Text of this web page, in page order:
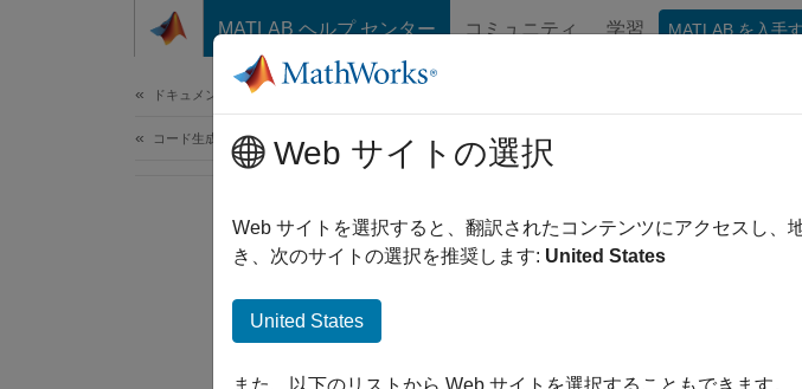
コンテンツへスキップ
MATLAB ヘルプ センター コミュニティ 学習 MATLAB を入手
ドキュメンテーションのホーム
コード生成 Web サイトの選択
Web サイトを選択すると、翻訳されたコンテンツにアクセスし
き、次のサイトの選択を推奨します: United States
United States